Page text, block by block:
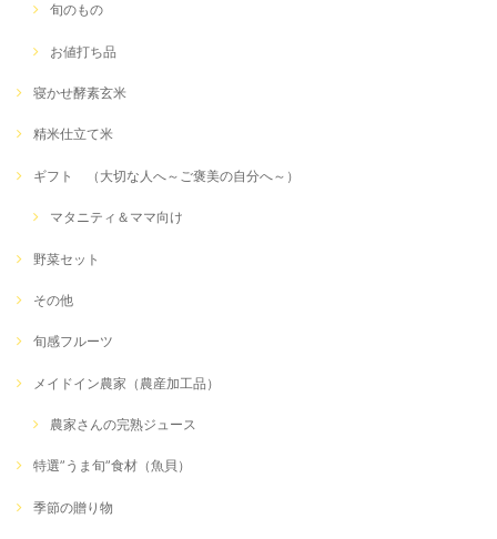
旬のもの
お値打ち品
寝かせ酵素玄米
精米仕立て米
ギフト （大切な人へ～ご褒美の自分へ～）
マタニティ＆ママ向け
野菜セット
その他
旬感フルーツ
メイドイン農家（農産加工品）
農家さんの完熟ジュース
特選”うま旬”食材（魚貝）
季節の贈り物